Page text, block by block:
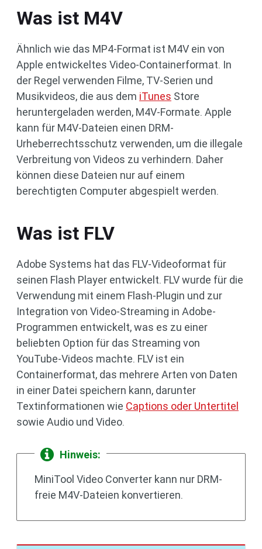
Was ist M4V
Ähnlich wie das MP4-Format ist M4V ein von
Apple entwickeltes Video-Containerformat. In
der Regel verwenden Filme, TV-Serien und
Musikvideos, die aus dem iTunes Store
heruntergeladen werden, M4V-Formate. Apple
kann für M4V-Dateien einen DRM-
Urheberrechtsschutz verwenden, um die illegale
Verbreitung von Videos zu verhindern. Daher
können diese Dateien nur auf einem
berechtigten Computer abgespielt werden.
Was ist FLV
Adobe Systems hat das FLV-Videoformat für
seinen Flash Player entwickelt. FLV wurde für die
Verwendung mit einem Flash-Plugin und zur
Integration von Video-Streaming in Adobe-
Programmen entwickelt, was es zu einer
beliebten Option für das Streaming von
YouTube-Videos machte. FLV ist ein
Containerformat, das mehrere Arten von Daten
in einer Datei speichern kann, darunter
Textinformationen wie Captions oder Untertitel
sowie Audio und Video.
Hinweis:
MiniTool Video Converter kann nur DRM-
freie M4V-Dateien konvertieren.